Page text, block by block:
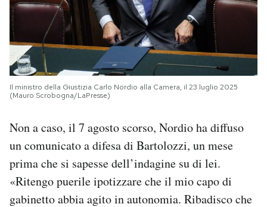
Il ministro della Giustizia Carlo Nordio alla Camera, il 23 luglio 2025
(Mauro Scrobogna/LaPresse)
Non a caso, il 7 agosto scorso, Nordio ha diffuso
un comunicato a difesa di Bartolozzi, un mese
prima che si sapesse dell’indagine su di lei.
«Ritengo puerile ipotizzare che il mio capo di
gabinetto abbia agito in autonomia. Ribadisco che